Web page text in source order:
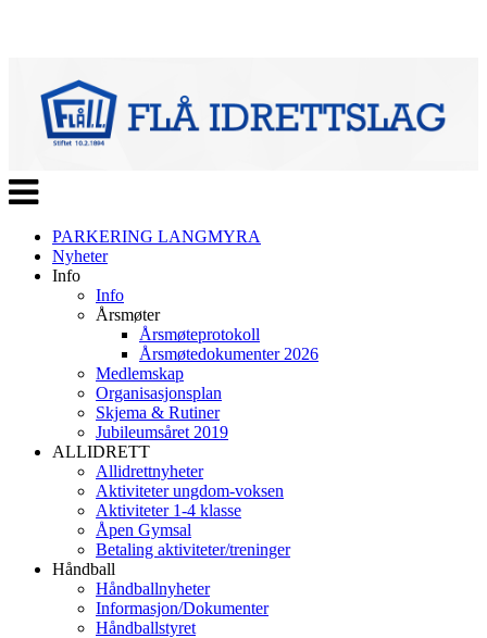
Veksle
navigasjon
PARKERING LANGMYRA
Nyheter
Info
Info
Årsmøter
Årsmøteprotokoll
Årsmøtedokumenter 2026
Medlemskap
Organisasjonsplan
Skjema & Rutiner
Jubileumsåret 2019
ALLIDRETT
Allidrettnyheter
Aktiviteter ungdom-voksen
Aktiviteter 1-4 klasse
Åpen Gymsal
Betaling aktiviteter/treninger
Håndball
Håndballnyheter
Informasjon/Dokumenter
Håndballstyret